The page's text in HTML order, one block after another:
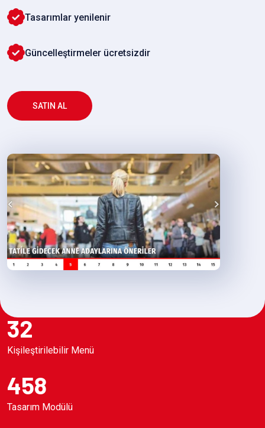
Tasarımlar yenilenir
Güncelleştirmeler ücretsizdir
SATIN AL
32
Kişileştirilebilir Menü
458
Tasarım Modülü